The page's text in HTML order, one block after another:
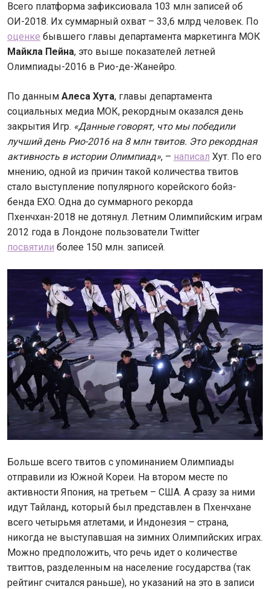
Всего платформа зафиксиовала 103 млн записей об
ОИ-2018. Их суммарный охват – 33,6 млрд человек. По
оценке бывшего главы департамента маркетинга МОК
Майкла Пейна, это выше показателей летней
Олимпиады-2016 в Рио-де-Жанейро.
По данным Алеса Хута, главы департамента
социальных медиа МОК, рекордным оказался день
закрытия Игр. «Данные говорят, что мы победили
лучший день Рио-2016 на 8 млн твитов. Это рекордная
активность в истории Олимпиад», – написал Хут. По его
мнению, одной из причин такой количества твитов
стало выступление популярного корейского бойз-
бенда EXO. Одна до суммарного рекорда
Пхенчхан-2018 не дотянул. Летним Олимпийским играм
2012 года в Лондоне пользователи Twitter
посвятили более 150 млн. записей.
Больше всего твитов с упоминанием Олимпиады
отправили из Южной Кореи. На втором месте по
активности Япония, на третьем – США. А сразу за ними
идут Тайланд, который был представлен в Пхенчхане
всего четырьмя атлетами, и Индонезия – страна,
никогда не выступавшая на зимних Олимпийских играх.
Можно предположить, что речь идет о количестве
твиттов, разделенным на население государства (так
рейтинг считался раньше), но указаний на это в записи